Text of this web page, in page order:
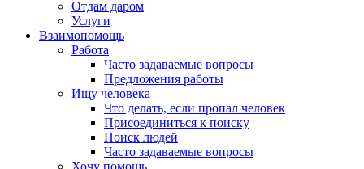
Отдам даром
Услуги
Взаимопомощь
Работа
Часто задаваемые вопросы
Предложения работы
Ищу человека
Что делать, если пропал человек
Присоединиться к поиску
Поиск людей
Часто задаваемые вопросы
Хочу помощь